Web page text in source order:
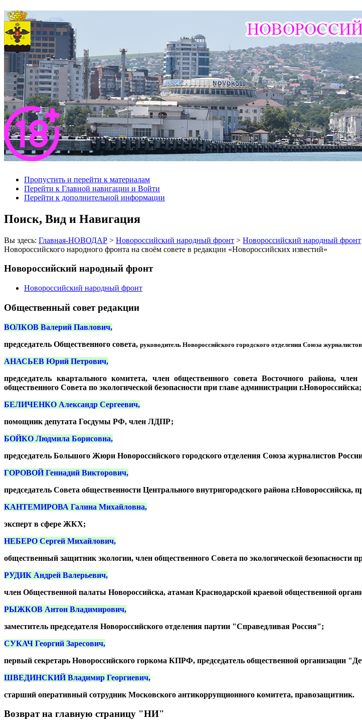
Пропустить и перейти к материалам
Перейти к Главной навигации и Войти
Перейти к дополнительной информации
Поиск, Вид и Навигация
Вы здесь: Главная-НОВОДАР > Новороссийский народный фронт > Новороссийский народный фронт
Новороссийского народного фронта на своём совете в редакции «Новороссийских известий»
Новороссийский народный фронт
Новороссийский народный фронт
Общественный совет редакции
ВОЛКОВ Валерий Павлович,
председатель Общественного совета, руководитель Новороссийского городского отделения Союза
АНАСЬЕВ Юрий Петрович,
председатель квартального комитета, член общественного совета Восточного района,
общественного Совета по экологической безопасности при главе администрации г.Новороссийска;
БЕЛИЧЕНКО Александр Сергеевич,
помощник депутата Госдумы РФ, член ЛДПР;
БОЙКО Людмила Борисовна,
председатель Большого Жюри Новороссийского городского отделения Союза журналистов
ГОРОВОЙ Геннадий Викторович,
председатель Совета общественности Центрального внутригородского района г.Новороссийска,
КАНТЕМИРОВА Галина Михайловна,
эксперт в сфере ЖКХ;
НЕБЕРО Сергей Михайлович,
общественный защитник экологии, член общественного Совета по экологической безопасности
РУДИК Андрей Валерьевич,
член Общественной палаты Новороссийска, атаман Краснодарской краевой общественной
РЫЖКОВ Антон Владимирович,
заместитель председателя Новороссийского отделения партии "Справедливая Россия";
СУКАЧ Георгий Заресович,
первый секретарь Новороссийского горкома КПРФ, председатель общественной организации
ШВЕДИНСКИЙ Владимир Георгиевич,
старший оперативный сотрудник Московского антикоррупционного комитета, правозащитник.
Возврат на главную страницу "НИ"